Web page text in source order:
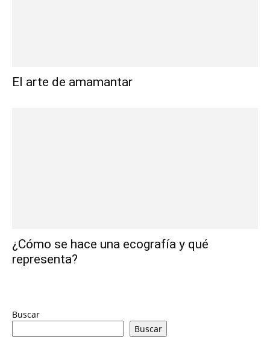
El arte de amamantar
¿Cómo se hace una ecografía y qué
representa?
Buscar
Buscar